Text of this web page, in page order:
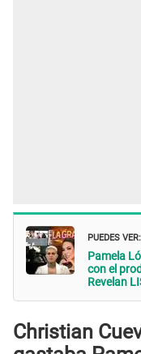
PUEDES VER:
Pamela
con el
Revelan
Christian